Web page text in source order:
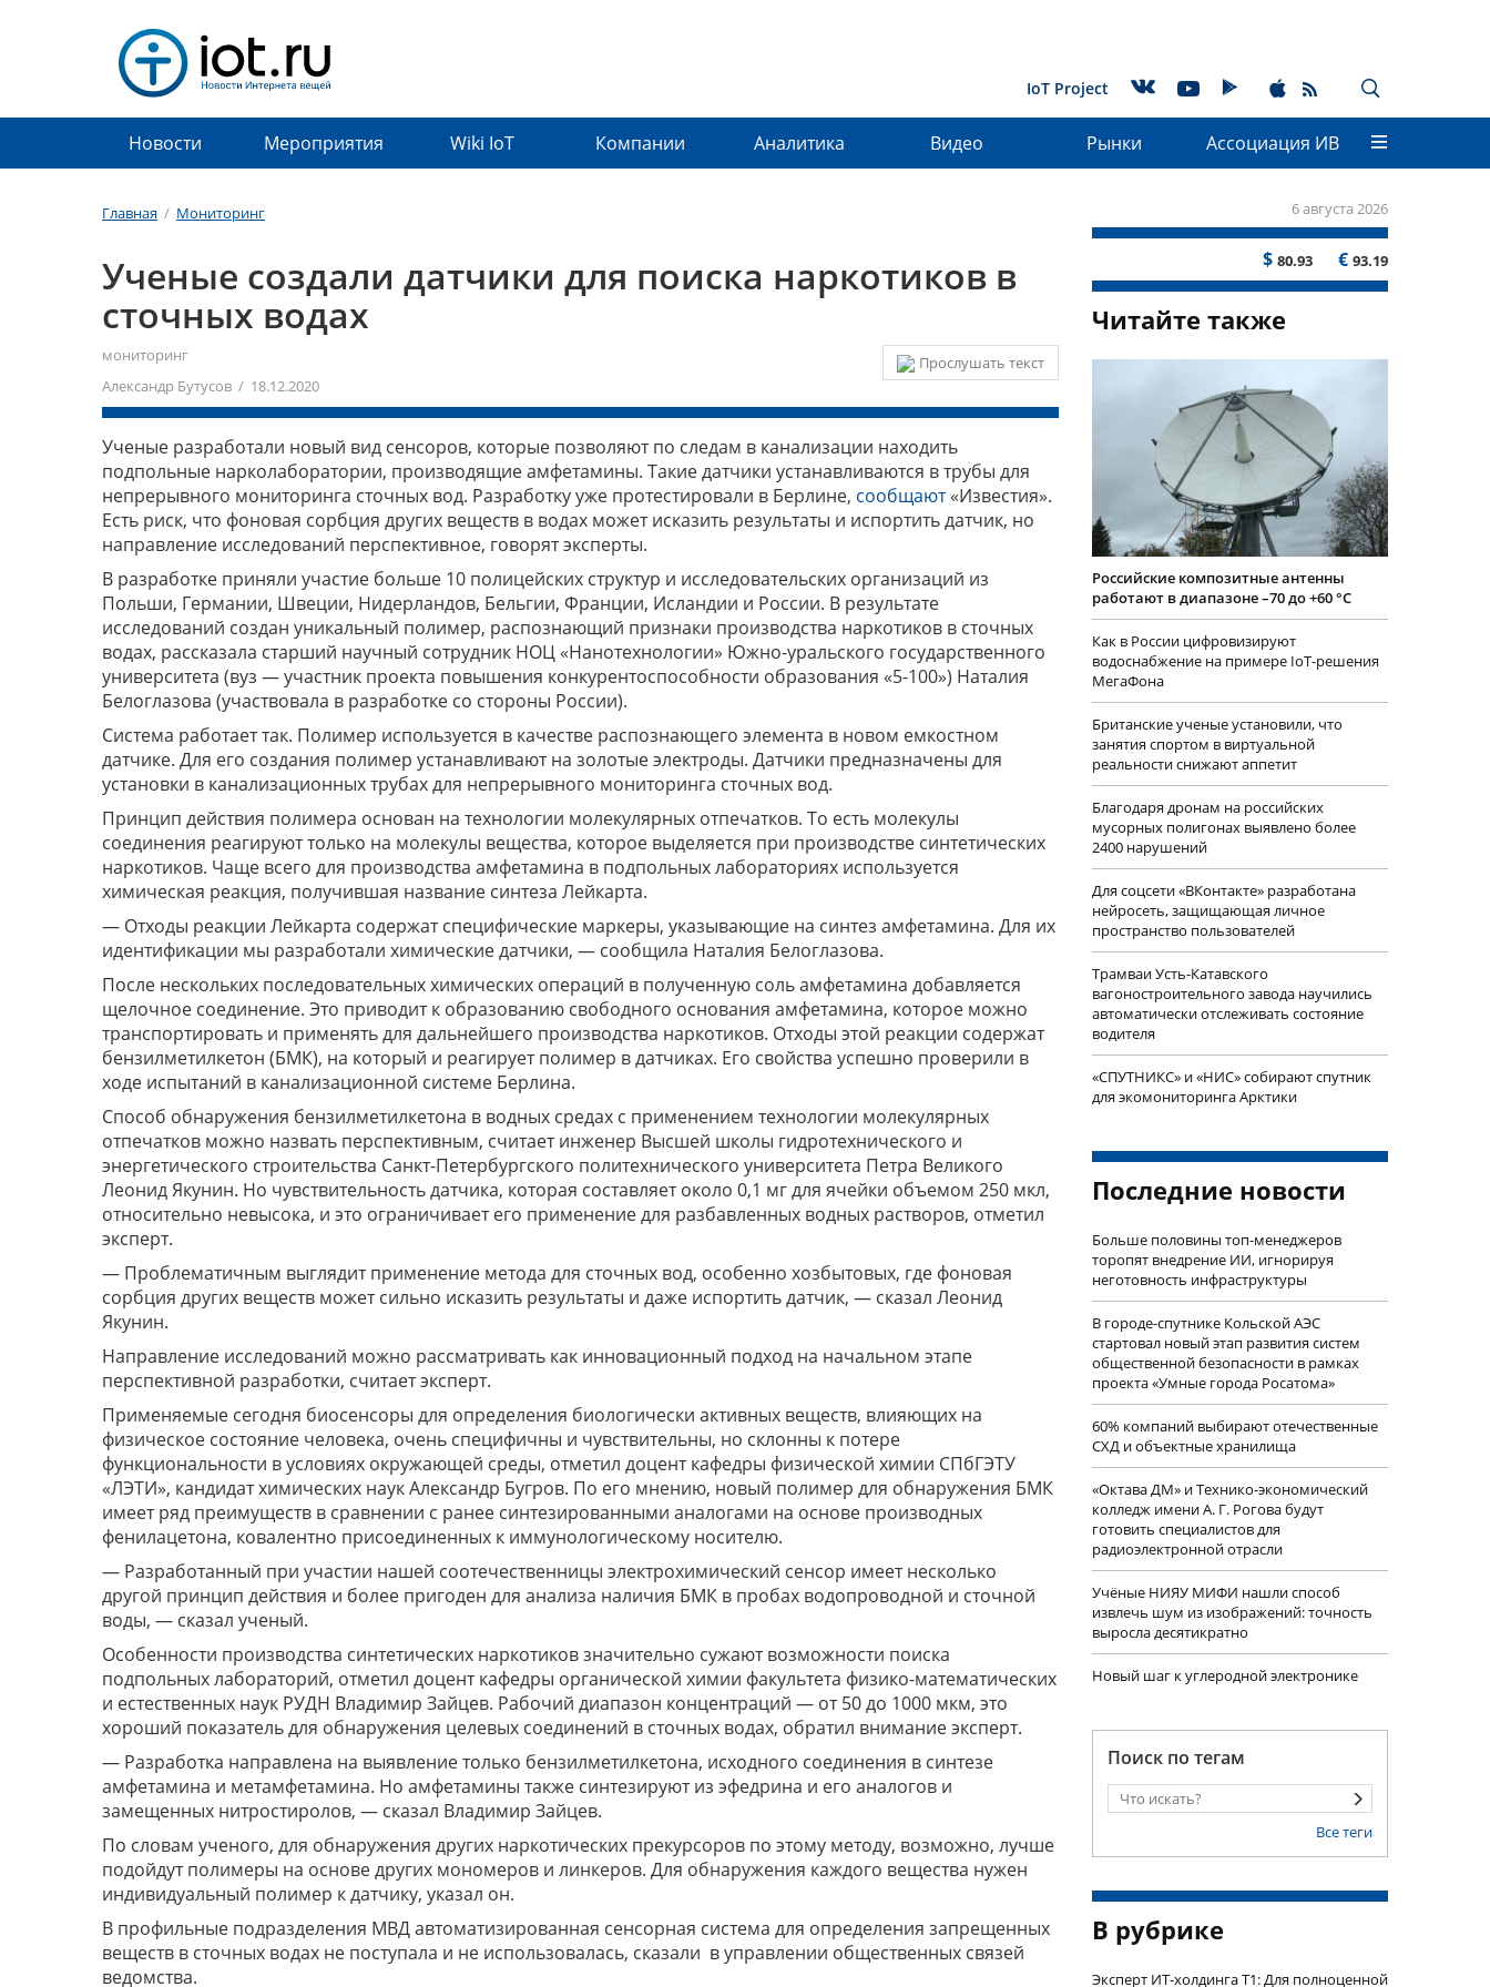
IoT Project
Новости Мероприятия Wiki IoT Компании Аналитика Видео Рынки Ассоциация ИВ
Главная / Мониторинг 6 августа 2026
$ 80.93 € 93.19
Ученые создали датчики для поиска наркотиков в
сточных водах
Прослушать текст
мониторинг
Александр Бутусов / 18.12.2020
Ученые разработали новый вид сенсоров, которые позволяют по следам в канализации находить
подпольные нарколаборатории, производящие амфетамины. Такие датчики устанавливаются в трубы для
непрерывного мониторинга сточных вод. Разработку уже протестировали в Берлине, сообщают«Известия».
Есть риск, что фоновая сорбция других веществ в водах может исказить результаты и испортить датчик, но
направление исследований перспективное, говорят эксперты.
В разработке приняли участие больше 10 полицейских структур и исследовательских организаций из
Польши, Германии, Швеции, Нидерландов, Бельгии, Франции, Исландии и России. В результате
исследований создан уникальный полимер, распознающий признаки производства наркотиков в сточных
водах, рассказала старший научный сотрудник НОЦ «Нанотехнологии» Южно-уральского государственного
университета (вуз — участник проекта повышения конкурентоспособности образования «5-100») Наталия
Белоглазова (участвовала в разработке со стороны России).
Система работает так. Полимер используется в качестве распознающего элемента в новом емкостном
датчике. Для его создания полимер устанавливают на золотые электроды. Датчики предназначены для
установки в канализационных трубах для непрерывного мониторинга сточных вод.
Принцип действия полимера основан на технологии молекулярных отпечатков. То есть молекулы
соединения реагируют только на молекулы вещества, которое выделяется при производстве синтетических
наркотиков. Чаще всего для производства амфетамина в подпольных лабораториях используется
химическая реакция, получившая название синтеза Лейкарта.
— Отходы реакции Лейкарта содержат специфические маркеры, указывающие на синтез амфетамина. Для их
идентификации мы разработали химические датчики, — сообщила Наталия Белоглазова.
После нескольких последовательных химических операций в полученную соль амфетамина добавляется
щелочное соединение. Это приводит к образованию свободного основания амфетамина, которое можно
транспортировать и применять для дальнейшего производства наркотиков. Отходы этой реакции содержат
бензилметилкетон (БМК), на который и реагирует полимер в датчиках. Его свойства успешно проверили в
ходе испытаний в канализационной системе Берлина.
Способ обнаружения бензилметилкетона в водных средах с применением технологии молекулярных
отпечатков можно назвать перспективным, считает инженер Высшей школы гидротехнического и
энергетического строительства Санкт-Петербургского политехнического университета Петра Великого
Леонид Якунин. Но чувствительность датчика, которая составляет около 0,1 мг для ячейки объемом 250 мкл,
относительно невысока, и это ограничивает его применение для разбавленных водных растворов, отметил
эксперт.
— Проблематичным выглядит применение метода для сточных вод, особенно хозбытовых, где фоновая
сорбция других веществ может сильно исказить результаты и даже испортить датчик, — сказал Леонид
Якунин.
Направление исследований можно рассматривать как инновационный подход на начальном этапе
перспективной разработки, считает эксперт.
Применяемые сегодня биосенсоры для определения биологически активных веществ, влияющих на
физическое состояние человека, очень специфичны и чувствительны, но склонны к потере
функциональности в условиях окружающей среды, отметил доцент кафедры физической химии СПбГЭТУ
«ЛЭТИ», кандидат химических наук Александр Бугров. По его мнению, новый полимер для обнаружения БМК
имеет ряд преимуществ в сравнении с ранее синтезированными аналогами на основе производных
фенилацетона, ковалентно присоединенных к иммунологическому носителю.
— Разработанный при участии нашей соотечественницы электрохимический сенсор имеет несколько
другой принцип действия и более пригоден для анализа наличия БМК в пробах водопроводной и сточной
воды, — сказал ученый.
Особенности производства синтетических наркотиков значительно сужают возможности поиска
подпольных лабораторий, отметил доцент кафедры органической химии факультета физико-математических
и естественных наук РУДН Владимир Зайцев. Рабочий диапазон концентраций — от 50 до 1000 мкм, это
хороший показатель для обнаружения целевых соединений в сточных водах, обратил внимание эксперт.
— Разработка направлена на выявление только бензилметилкетона, исходного соединения в синтезе
амфетамина и метамфетамина. Но амфетамины также синтезируют из эфедрина и его аналогов и
замещенных нитростиролов, — сказал Владимир Зайцев.
По словам ученого, для обнаружения других наркотических прекурсоров по этому методу, возможно, лучше
подойдут полимеры на основе других мономеров и линкеров. Для обнаружения каждого вещества нужен
индивидуальный полимер к датчику, указал он.
В профильные подразделения МВД автоматизированная сенсорная система для определения запрещенных
веществ в сточных водах не поступала и не использовалась, сказали в управлении общественных связей
ведомства.
Читайте также
Российские композитные антенны
работают в диапазоне –70 до +60 °С
Как в России цифровизируют
водоснабжение на примере IoT-решения
МегаФона
Британские ученые установили, что
занятия спортом в виртуальной
реальности снижают аппетит
Благодаря дронам на российских
мусорных полигонах выявлено более
2400 нарушений
Для соцсети «ВКонтакте» разработана
нейросеть, защищающая личное
пространство пользователей
Трамваи Усть-Катавского
вагоностроительного завода научились
автоматически отслеживать состояние
водителя
«СПУТНИКС» и «НИС» собирают спутник
для экомониторинга Арктики
Последние новости
Больше половины топ-менеджеров
торопят внедрение ИИ, игнорируя
неготовность инфраструктуры
В городе-спутнике Кольской АЭС
стартовал новый этап развития систем
общественной безопасности в рамках
проекта «Умные города Росатома»
60% компаний выбирают отечественные
СХД и объектные хранилища
«Октава ДМ» и Технико-экономический
колледж имени А. Г. Рогова будут
готовить специалистов для
радиоэлектронной отрасли
Учëные НИЯУ МИФИ нашли способ
извлечь шум из изображений: точность
выросла десятикратно
Новый шаг к углеродной электронике
Поиск по тегам
Все теги
В рубрике
Эксперт ИТ-холдинга Т1: Для полноценной